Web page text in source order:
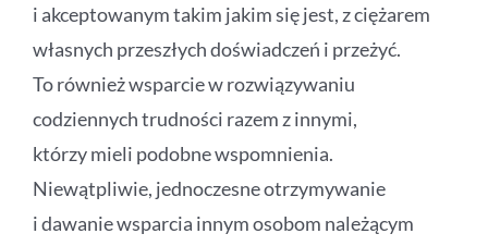
i akceptowanym takim jakim się jest, z ciężarem
własnych przeszłych doświadczeń i przeżyć.
To również wsparcie w rozwiązywaniu
codziennych trudności razem z innymi,
którzy mieli podobne wspomnienia.
Niewątpliwie, jednoczesne otrzymywanie
i dawanie wsparcia innym osobom należącym